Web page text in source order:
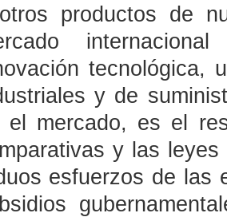
productos de
tecnológica,
y de
el mercado, es el
y las
esfuerzos de las